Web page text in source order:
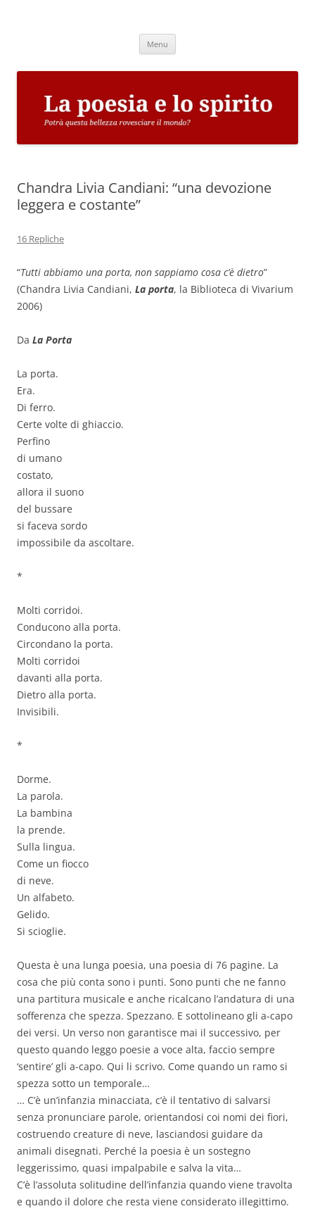
Menu
Chandra Livia Candiani: “una devozione
leggera e costante”
16 Repliche
“Tutti abbiamo una porta, non sappiamo cosa c’è dietro”
(Chandra Livia Candiani, La porta, la Biblioteca di Vivarium
2006)
Da La Porta
La porta.
Era.
Di ferro.
Certe volte di ghiaccio.
Perfino
di umano
costato,
allora il suono
del bussare
si faceva sordo
impossibile da ascoltare.
*
Molti corridoi.
Conducono alla porta.
Circondano la porta.
Molti corridoi
davanti alla porta.
Dietro alla porta.
Invisibili.
*
Dorme.
La parola.
La bambina
la prende.
Sulla lingua.
Come un fiocco
di neve.
Un alfabeto.
Gelido.
Si scioglie.
Questa è una lunga poesia, una poesia di 76 pagine. La
cosa che più conta sono i punti. Sono punti che ne fanno
una partitura musicale e anche ricalcano l’andatura di una
sofferenza che spezza. Spezzano. E sottolineano gli a-capo
dei versi. Un verso non garantisce mai il successivo, per
questo quando leggo poesie a voce alta, faccio sempre
‘sentire’ gli a-capo. Qui li scrivo. Come quando un ramo si
spezza sotto un temporale…
… C’è un’infanzia minacciata, c’è il tentativo di salvarsi
senza pronunciare parole, orientandosi coi nomi dei fiori,
costruendo creature di neve, lasciandosi guidare da
animali disegnati. Perché la poesia è un sostegno
leggerissimo, quasi impalpabile e salva la vita…
C’è l’assoluta solitudine dell’infanzia quando viene travolta
e quando il dolore che resta viene considerato illegittimo.